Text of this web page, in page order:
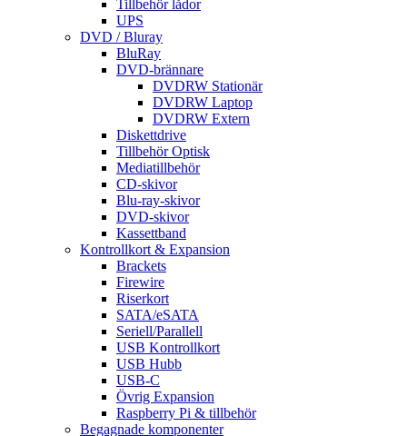
Tillbehör lådor
UPS
DVD / Bluray
BluRay
DVD-brännare
DVDRW Stationär
DVDRW Laptop
DVDRW Extern
Diskettdrive
Tillbehör Optisk
Mediatillbehör
CD-skivor
Blu-ray-skivor
DVD-skivor
Kassettband
Kontrollkort & Expansion
Brackets
Firewire
Riserkort
SATA/eSATA
Seriell/Parallell
USB Kontrollkort
USB Hubb
USB-C
Övrig Expansion
Raspberry Pi & tillbehör
Begagnade komponenter